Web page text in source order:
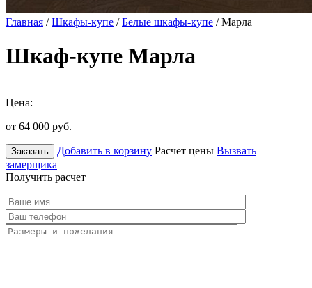
Главная /Шкафы-купе /Белые шкафы-купе / Марла
Шкаф-купе Марла
Цена:
от 64 000 руб.
Заказать Добавить в корзину Расчет цены Вызвать
замерщика
Получить расчет